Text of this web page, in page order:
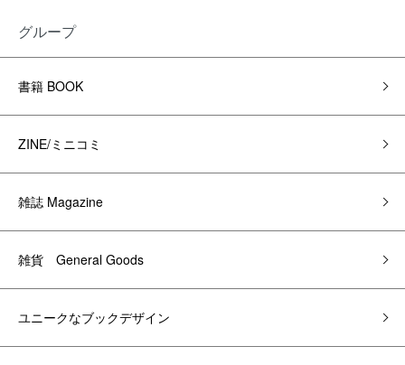
グループ
書籍 BOOK
ZINE/ミニコミ
雑誌 Magazine
雑貨 General Goods
ユニークなブックデザイン